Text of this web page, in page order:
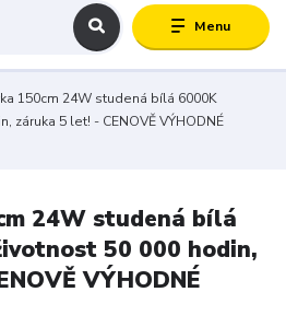
Menu
150cm 24W studená bílá 6000K
záruka 5 let! - CENOVĚ VÝHODNÉ
24W studená bílá
50 000 hodin,
VÝHODNÉ